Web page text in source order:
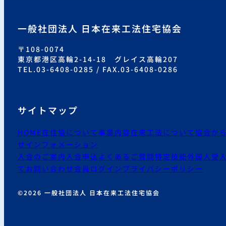
一般社団法人 日本在来工法住宅協会
〒108-0074
東京都港区高輪2-14-18 グレイス高輪207
TEL.03-6408-0285 / FAX.03-6408-0286
サイトマップ
HOME在住協について事業内容在来工法について協会か
せ インフォメーション
入会のご案内 入会申込 よくあるご質問特定技能外国人受
て お問い合わせ会員ログイン プライバシーポリシー
©2026 一般社団法人 日本在来工法住宅協会